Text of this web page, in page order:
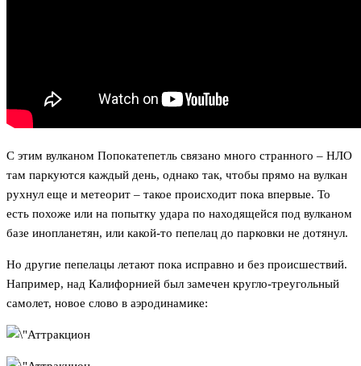
С этим вулканом Попокатепетль связано много странного – НЛО
там паркуются каждый день, однако так, чтобы прямо на вулкан
рухнул еще и метеорит – такое происходит пока впервые. То
есть похоже или на попытку удара по находящейся под вулканом
базе инопланетян, или какой-то пепелац до парковки не дотянул.
Но другие пепелацы летают пока исправно и без происшествий.
Например, над Калифорнией был замечен кругло-треугольный
самолет, новое слово в аэродинамике: